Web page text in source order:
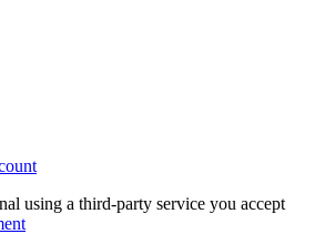
using a third-party service you accept